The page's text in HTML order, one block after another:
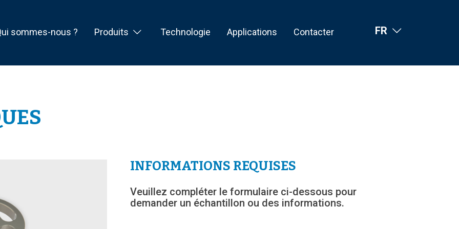
sommes-nous ? Produits Technologie Applications Contacter FR
INFORMATIONS REQUISES
Veuillez compléter le formulaire ci-dessous pour
demander un échantillon ou des informations.